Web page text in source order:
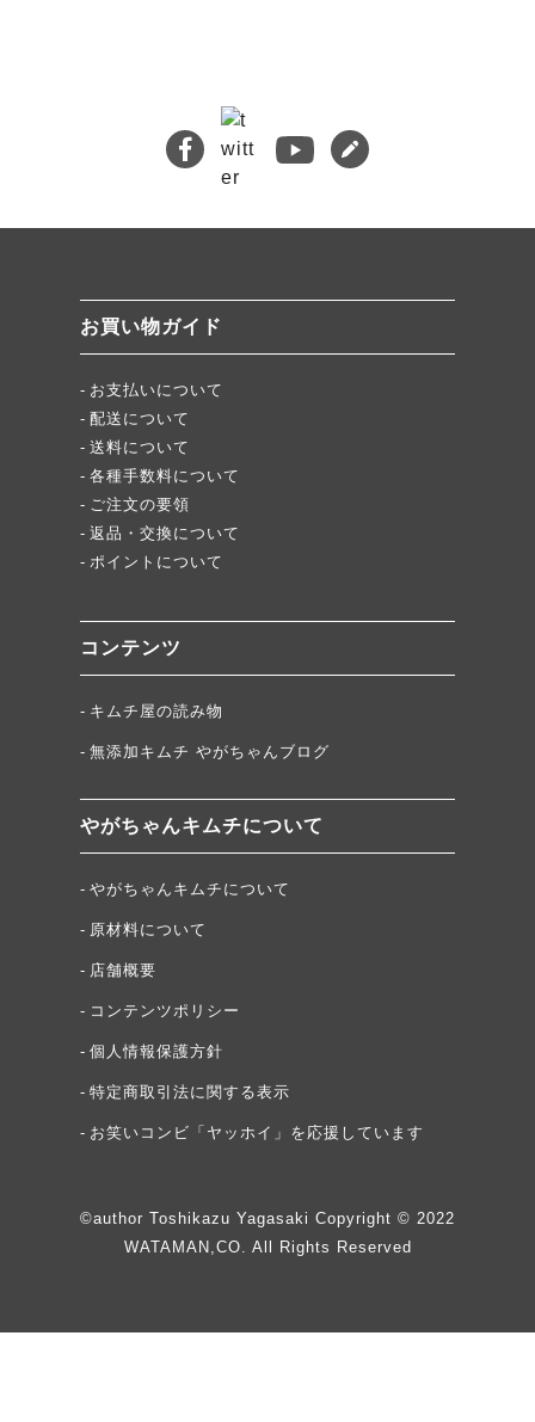
熊本地震義援金について
キムチバイキングはお得です！
牡蠣ジュルカレー、絶品中の絶品!
絶品チャーシュー、おすすめ！
「頂・その先」圧倒的美味！
お買い物ガイド
お支払いについて
配送について
送料について
各種手数料について
ご注文の要領
返品・交換について
ポイントについて
コンテンツ
キムチ屋の読み物
無添加キムチ やがちゃんブログ
やがちゃんキムチについて
やがちゃんキムチについて
原材料について
店舗概要
コンテンツポリシー
個人情報保護方針
特定商取引法に関する表示
お笑いコンビ「ヤッホイ」を応援しています
©author Toshikazu Yagasaki Copyright © 2022
WATAMAN,CO. All Rights Reserved